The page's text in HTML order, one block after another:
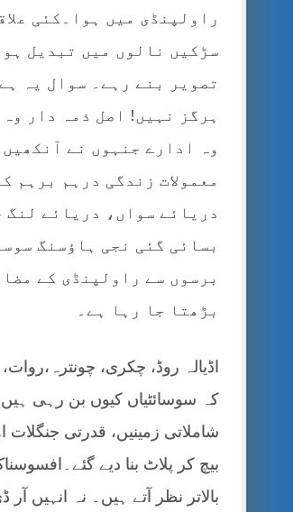
راولپنڈی میں ہوا۔کئی
سڑکیں نالوں میں تبدیل
تصویر بنے رہے۔ سوال یہ
ہرگز نہیں! اصل ذمہ دار
وہ ادارے جنہوں نے
معمولات زندگی درہم برہم
دریائے سواں، دریائے
بسائی گئی نجی ہاؤسنگ
برسوں سے راولپنڈی کے
بڑھتا جا رہا ہے۔
اڈیالہ روڈ، چکری،
کہ سوسائٹیاں کیوں بن رہی
شاملاتی زمینیں، قدرتی جنگلات
بیچ کر پلاٹ بنا دیے
بالاتر نظر آتے ہیں۔ نہ انہیں